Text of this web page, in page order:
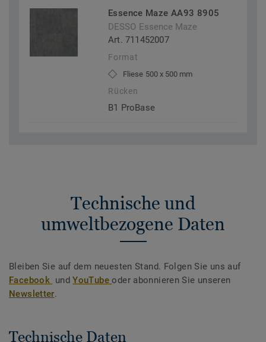
Essence Maze AA93 8905
DESSO Essence Maze
Art. 711452007
Format
Fliese 500 x 500 mm
Rücken
B1 ProBase
Technische und
umweltbezogene Daten
Bleiben Sie auf dem neuesten Stand. Folgen Sie uns auf
Facebook undYouTubeoder abonnieren Sie unseren
Newsletter.
Technische Daten